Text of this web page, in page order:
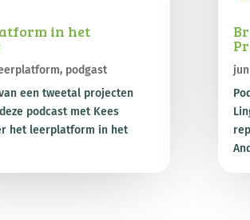
in het
, podgast
een tweetal projecten
podcast met Kees
het leerplatform in het